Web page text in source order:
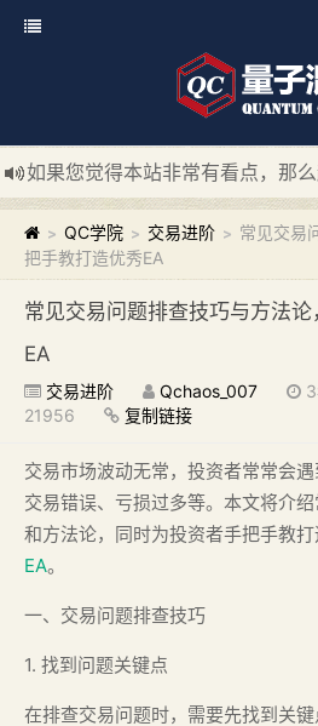
> QC学院 > 交易进阶 > 常见交易
把手教打造优秀EA
常见交易问题排查技巧与方法
EA
交易进阶 Qchaos_007
21956
复制链接
交易市场波动无常，投资者常常会遇
交易错误、亏损过多等。本文将介绍
和方法论，同时为投资者手把手教
EA。
一、交易问题排查技巧
1. 找到问题关键点
在排查交易问题时，需要先找到关